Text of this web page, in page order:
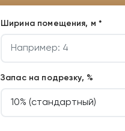
Ширина помещения, м *
Запас на подрезку, %